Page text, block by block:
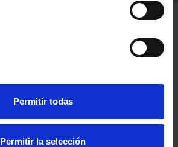
Permitir todas
Permitir la selección